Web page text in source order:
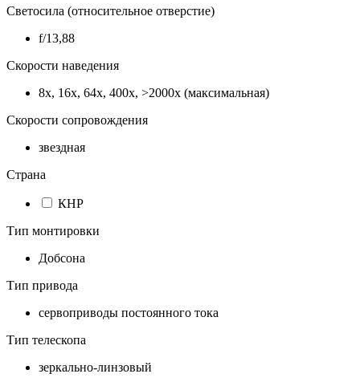
Светосила (относительное отверстие)
f/13,88
Скорости наведения
8x, 16x, 64x, 400x, >2000x (максимальная)
Скорости сопровождения
звездная
Страна
КНР
Тип монтировки
Добсона
Тип привода
сервоприводы постоянного тока
Тип телескопа
зеркально-линзовый